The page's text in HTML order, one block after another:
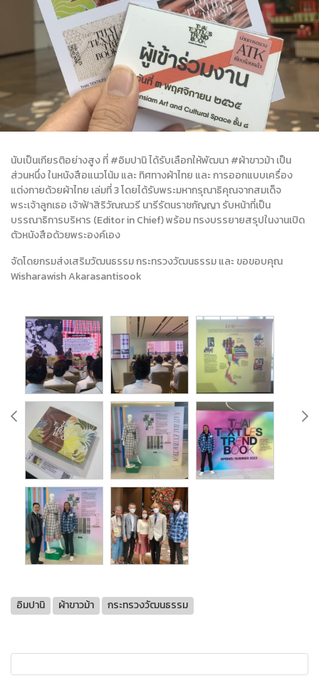
นับเป็นเกียรติอย่างสูง ที่ #อิมปานิ ได้รับเลือกให้พัฒนา #ผ้าขาวม้า เป็น
ส่วนหนึ่ง ในหนังสือแนวโน้ม และ ทิศทางผ้าไทย และ การออกแบบเครื่อง
แต่งกายด้วยผ้าไทย เล่มที่ 3 โดยได้รับพระมหากรุณาธิคุณจากสมเด็จ
พระเจ้าลูกเธอ เจ้าฟ้าสิริวัณณวรี นารีรัตนราชกัญญา รับหน้าที่เป็น
บรรณาธิการบริหาร (Editor in Chief) พร้อม ทรงบรรยายสรุปในงานเปิด
ตัวหนังสือด้วยพระองค์เอง
จัดโดยกรมส่งเสริมวัฒนธรรม กระทรวงวัฒนธรรม และ ขอขอบคุณ
Wisharawish Akarasantisook
อิมปานิ ผ้าขาวม้า กระทรวงวัฒนธรรม